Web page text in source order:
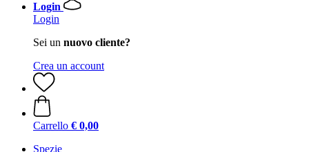
Login
Login
Sei un nuovo cliente?
Crea un account
Carrello € 0,00
Spezie